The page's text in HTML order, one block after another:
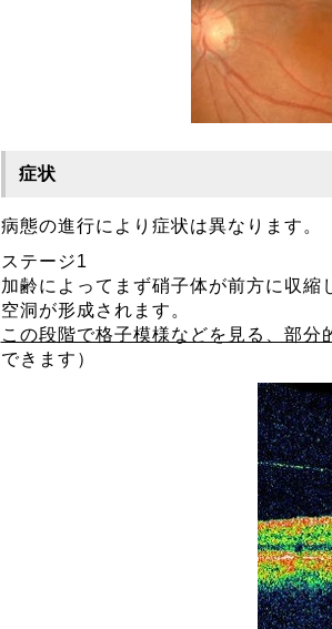
症状
病態の進行により症状は異なります。
ステージ1
加齢によってまず硝子体が前方に収
空洞が形成されます。
この段階で格子模様などを見る、部分
できます）